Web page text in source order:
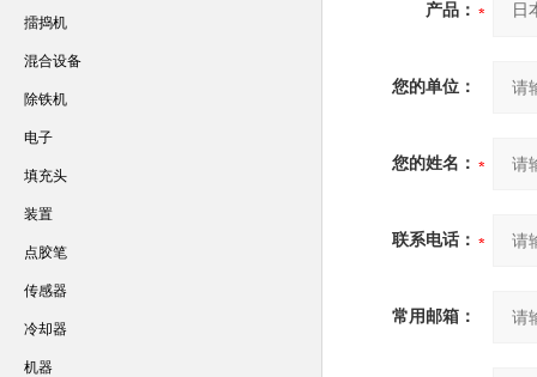
产品：
您的单位：
您的姓名：
联系电话：
常用邮箱：
擂捣机
混合设备
除铁机
电子
填充头
装置
点胶笔
传感器
冷却器
机器